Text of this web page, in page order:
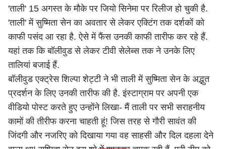
'ताली' 15 अगस्त के मौके पर जियो सिनेमा पर रिलीज हो चुकी है.
'ताली' में सुष्मिता सेन का अवतार से लेकर एक्टिंग तक दर्शकों को
काफी पसंद आ रहा है. ऐसे में फैंस उनकी काफी तारीफ कर रहे हैं.
यहां तक कि बॉलीवुड से लेकर टीवी सेलेब्स तक ने उनके लिए
तालियां बजाई हैं.
बॉलीवुड एक्ट्रेस शिल्पा शेट्टी ने भी ताली में सुष्मिता सेन के अद्भुत
प्रदर्शन के लिए उनकी तारीफ की है. इंस्टाग्राम पर अपनी एक
वीडियो पोस्ट करते हुए उन्होंने लिखा- मैं ताली पर सभी सराहनीय
कामों की तीरीफ करना चाहती हूं! जिस तरह से गौरी सावंत की
जिंदगी और नजरिए को दिखाया गया वह साहसी और दिल दहला देने